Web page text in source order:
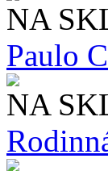
NA
Paulo
NA